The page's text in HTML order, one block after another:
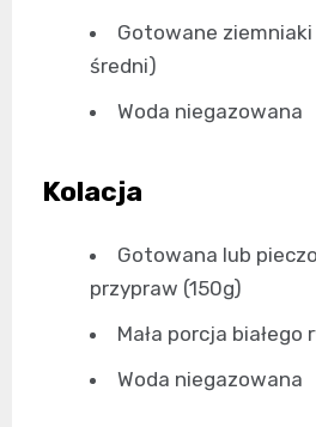
Gotowane ziemniaki
średni)
Woda niegazowana
Kolacja
Gotowana lub
przypraw (150g)
Mała porcja
Woda niegazowana